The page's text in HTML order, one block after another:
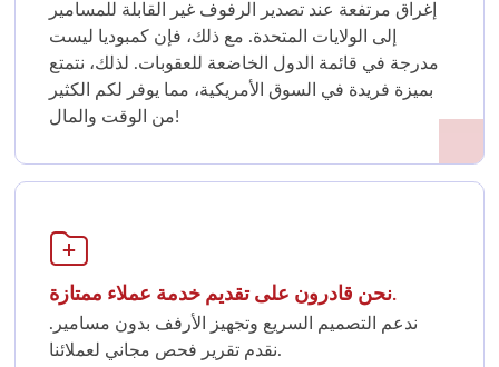
إغراق مرتفعة عند تصدير الرفوف غير القابلة للمسامير
إلى الولايات المتحدة. مع ذلك، فإن كمبوديا ليست
مدرجة في قائمة الدول الخاضعة للعقوبات. لذلك، نتمتع
بميزة فريدة في السوق الأمريكية، مما يوفر لكم الكثير
من الوقت والمال!
نحن قادرون على تقديم خدمة عملاء ممتازة.
ندعم التصميم السريع وتجهيز الأرفف بدون مسامير.
نقدم تقرير فحص مجاني لعملائنا.